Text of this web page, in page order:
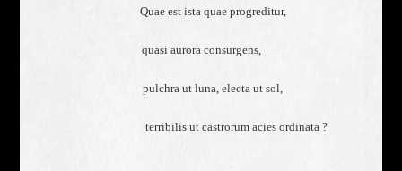
Quae est ista quae progreditur,
quasi aurora consurgens,
pulchra ut luna, electa ut sol,
terribilis ut castrorum acies ordinata ?